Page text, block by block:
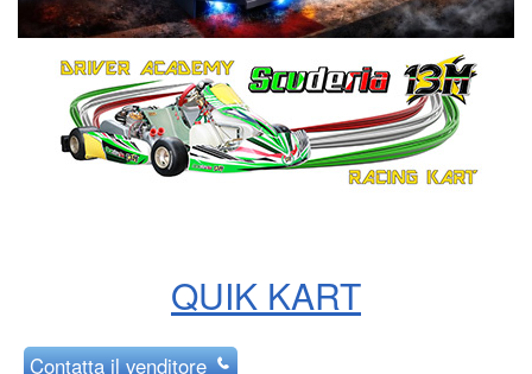
QUIK KART
Contattail venditore